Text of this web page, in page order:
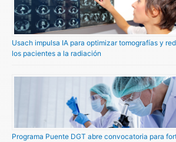
Usach impulsa IA para optimizar tomografías y
los pacientes a la radiación
Programa Puente DGT abre convocatoria para